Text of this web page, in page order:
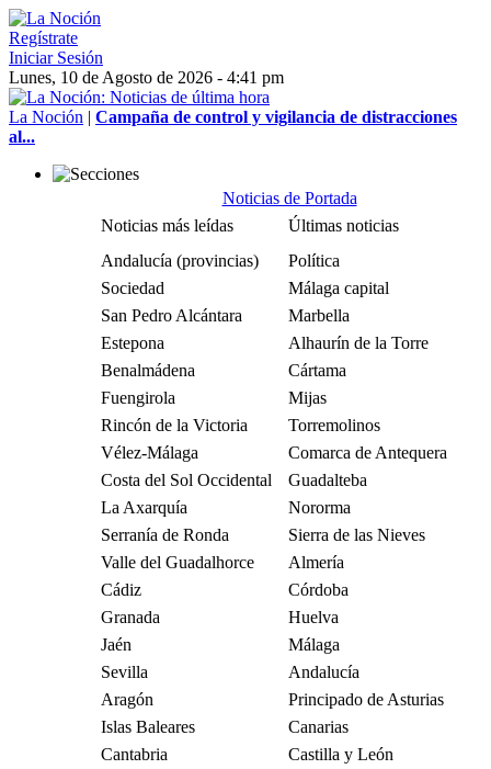
Regístrate
Iniciar Sesión
Lunes, 10 de Agosto de 2026 - 4:41 pm
La Noción | Campaña de control y vigilancia de distracciones
al...
Noticias de Portada
Noticias más leídas
Últimas noticias
Andalucía (provincias)
Política
Sociedad
Málaga capital
San Pedro Alcántara
Marbella
Estepona
Alhaurín de la Torre
Benalmádena
Cártama
Fuengirola
Mijas
Rincón de la Victoria
Torremolinos
Vélez-Málaga
Comarca de Antequera
Costa del Sol Occidental
Guadalteba
La Axarquía
Nororma
Serranía de Ronda
Sierra de las Nieves
Valle del Guadalhorce
Almería
Cádiz
Córdoba
Granada
Huelva
Jaén
Málaga
Sevilla
Andalucía
Aragón
Principado de Asturias
Islas Baleares
Canarias
Cantabria
Castilla y León